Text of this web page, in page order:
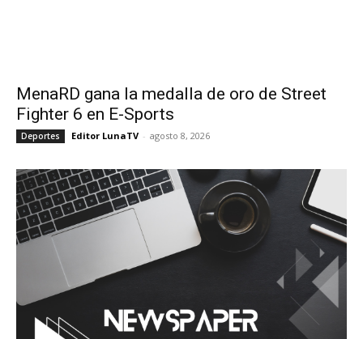
MenaRD gana la medalla de oro de Street
Fighter 6 en E-Sports
Deportes Editor LunaTV - agosto 8, 2026